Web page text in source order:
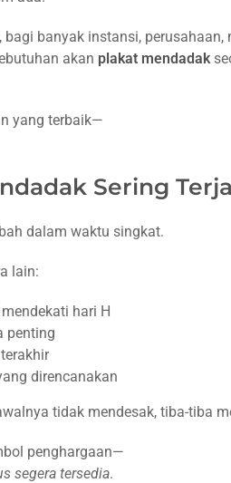
banyak instansi, perusahaan,
akan plakat mendadak
yang terbaik—
Sering
dalam waktu singkat.
lain:
hari H
penting
direncanakan
tidak mendesak, tiba-tiba
penghargaan—
segera tersedia.